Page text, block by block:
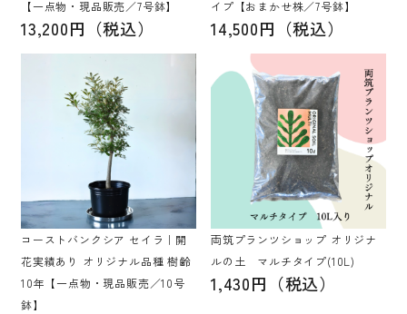
【一点物・現品販売／7号鉢】
13,200円（税込）
イプ【おまかせ株／7号鉢】
14,500円（税込）
コーストバンクシア セイラ｜開
花実績あり オリジナル品種 樹齢
10年【一点物・現品販売／10号
鉢】
両筑プランツショップ オリジナ
ルの土 マルチタイプ(10L)
1,430円（税込）